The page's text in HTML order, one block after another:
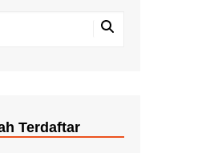
Terdaftar